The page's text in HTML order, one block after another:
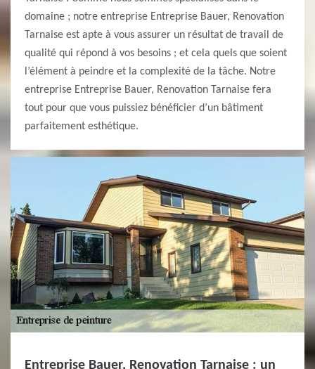
domaine ; notre entreprise Entreprise Bauer, Renovation
Tarnaise est apte à vous assurer un résultat de travail de
qualité qui répond à vos besoins ; et cela quels que soient
l’élément à peindre et la complexité de la tâche. Notre
entreprise Entreprise Bauer, Renovation Tarnaise fera
tout pour que vous puissiez bénéficier d’un bâtiment
parfaitement esthétique.
Entreprise Bauer, Renovation Tarnaise : un